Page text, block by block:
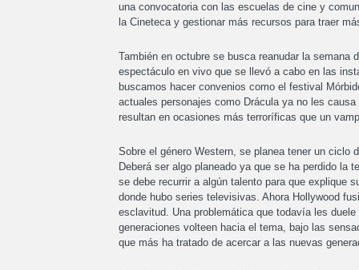
una convocatoria con las escuelas de cine y
la Cineteca y gestionar más recursos para traer
También en octubre se busca reanudar la semana
espectáculo en vivo que se llevó a cabo en las
buscamos hacer convenios como el festival
actuales personajes como Drácula ya no les
resultan en ocasiones más terroríficas que un
Sobre el género Western, se planea tener un ciclo
Deberá ser algo planeado ya que se ha perdido la
se debe recurrir a algún talento para que explique
donde hubo series televisivas. Ahora Hollywood
esclavitud. Una problemática que todavía les
generaciones volteen hacia el tema, bajo las
que más ha tratado de acercar a las nuevas